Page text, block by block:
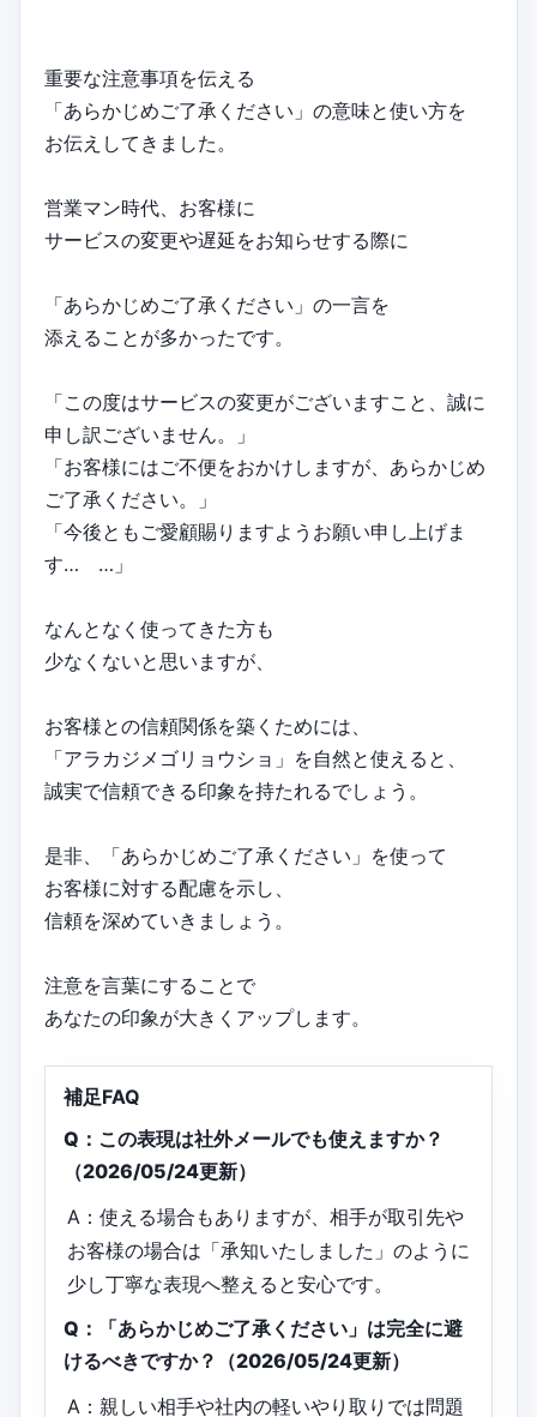
重要な注意事項を伝える
「あらかじめご了承ください」の意味と使い方を
お伝えしてきました。
営業マン時代、お客様に
サービスの変更や遅延をお知らせする際に
「あらかじめご了承ください」の一言を
添えることが多かったです。
「この度はサービスの変更がございますこと、誠に
申し訳ございません。」
「お客様にはご不便をおかけしますが、あらかじめ
ご了承ください。」
「今後ともご愛顧賜りますようお願い申し上げま
す… …」
なんとなく使ってきた方も
少なくないと思いますが、
お客様との信頼関係を築くためには、
「アラカジメゴリョウショ」を自然と使えると、
誠実で信頼できる印象を持たれるでしょう。
是非、「あらかじめご了承ください」を使って
お客様に対する配慮を示し、
信頼を深めていきましょう。
注意を言葉にすることで
あなたの印象が大きくアップします。
補足FAQ
Q：この表現は社外メールでも使えますか？
（2026/05/24更新）
A：使える場合もありますが、相手が取引先や
お客様の場合は「承知いたしました」のように
少し丁寧な表現へ整えると安心です。
Q：「あらかじめご了承ください」は完全に避
けるべきですか？（2026/05/24更新）
A：親しい相手や社内の軽いやり取りでは問題